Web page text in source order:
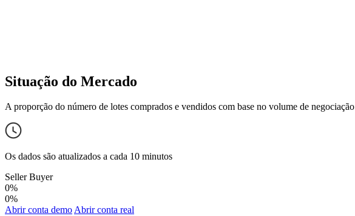
Situação do Mercado
A proporção do número de lotes comprados e vendidos com base no volume de negociação
Os dados são atualizados a cada 10 minutos
Seller Buyer
0%
0%
Abrir conta demoAbrir conta real